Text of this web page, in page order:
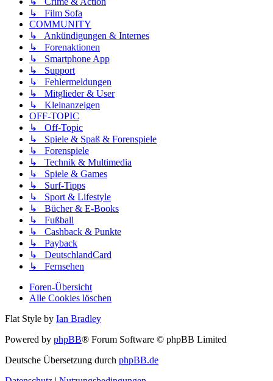
↳ Film Sofa
COMMUNITY
↳ Ankündigungen & Internes
↳ Forenaktionen
↳ Smartphone App
↳ Support
↳ Fehlermeldungen
↳ Mitglieder & User
↳ Kleinanzeigen
OFF-TOPIC
↳ Off-Topic
↳ Spiele & Spaß & Forenspiele
↳ Forenspiele
↳ Technik & Multimedia
↳ Spiele & Games
↳ Surf-Tipps
↳ Sport & Lifestyle
↳ Bücher & E-Books
↳ Fußball
↳ Cashback & Punkte
↳ Payback
↳ DeutschlandCard
↳ Fernsehen
Foren-Übersicht
Alle Cookies löschen
Flat Style by Ian Bradley
Powered by phpBB® Forum Software © phpBB Limited
Deutsche Übersetzung durch phpBB.de